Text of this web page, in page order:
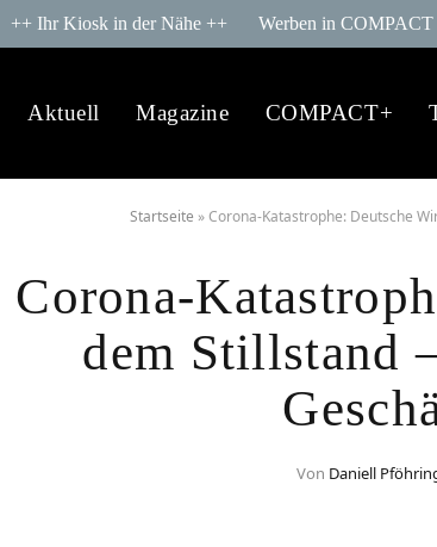
++ Ihr Kiosk in der Nähe ++ Werben in COMPACT
Aktuell Magazine COMPACT+
Startseite »Corona-Katastrophe: Deutsche
Corona-
dem Stillstand
Von Daniell